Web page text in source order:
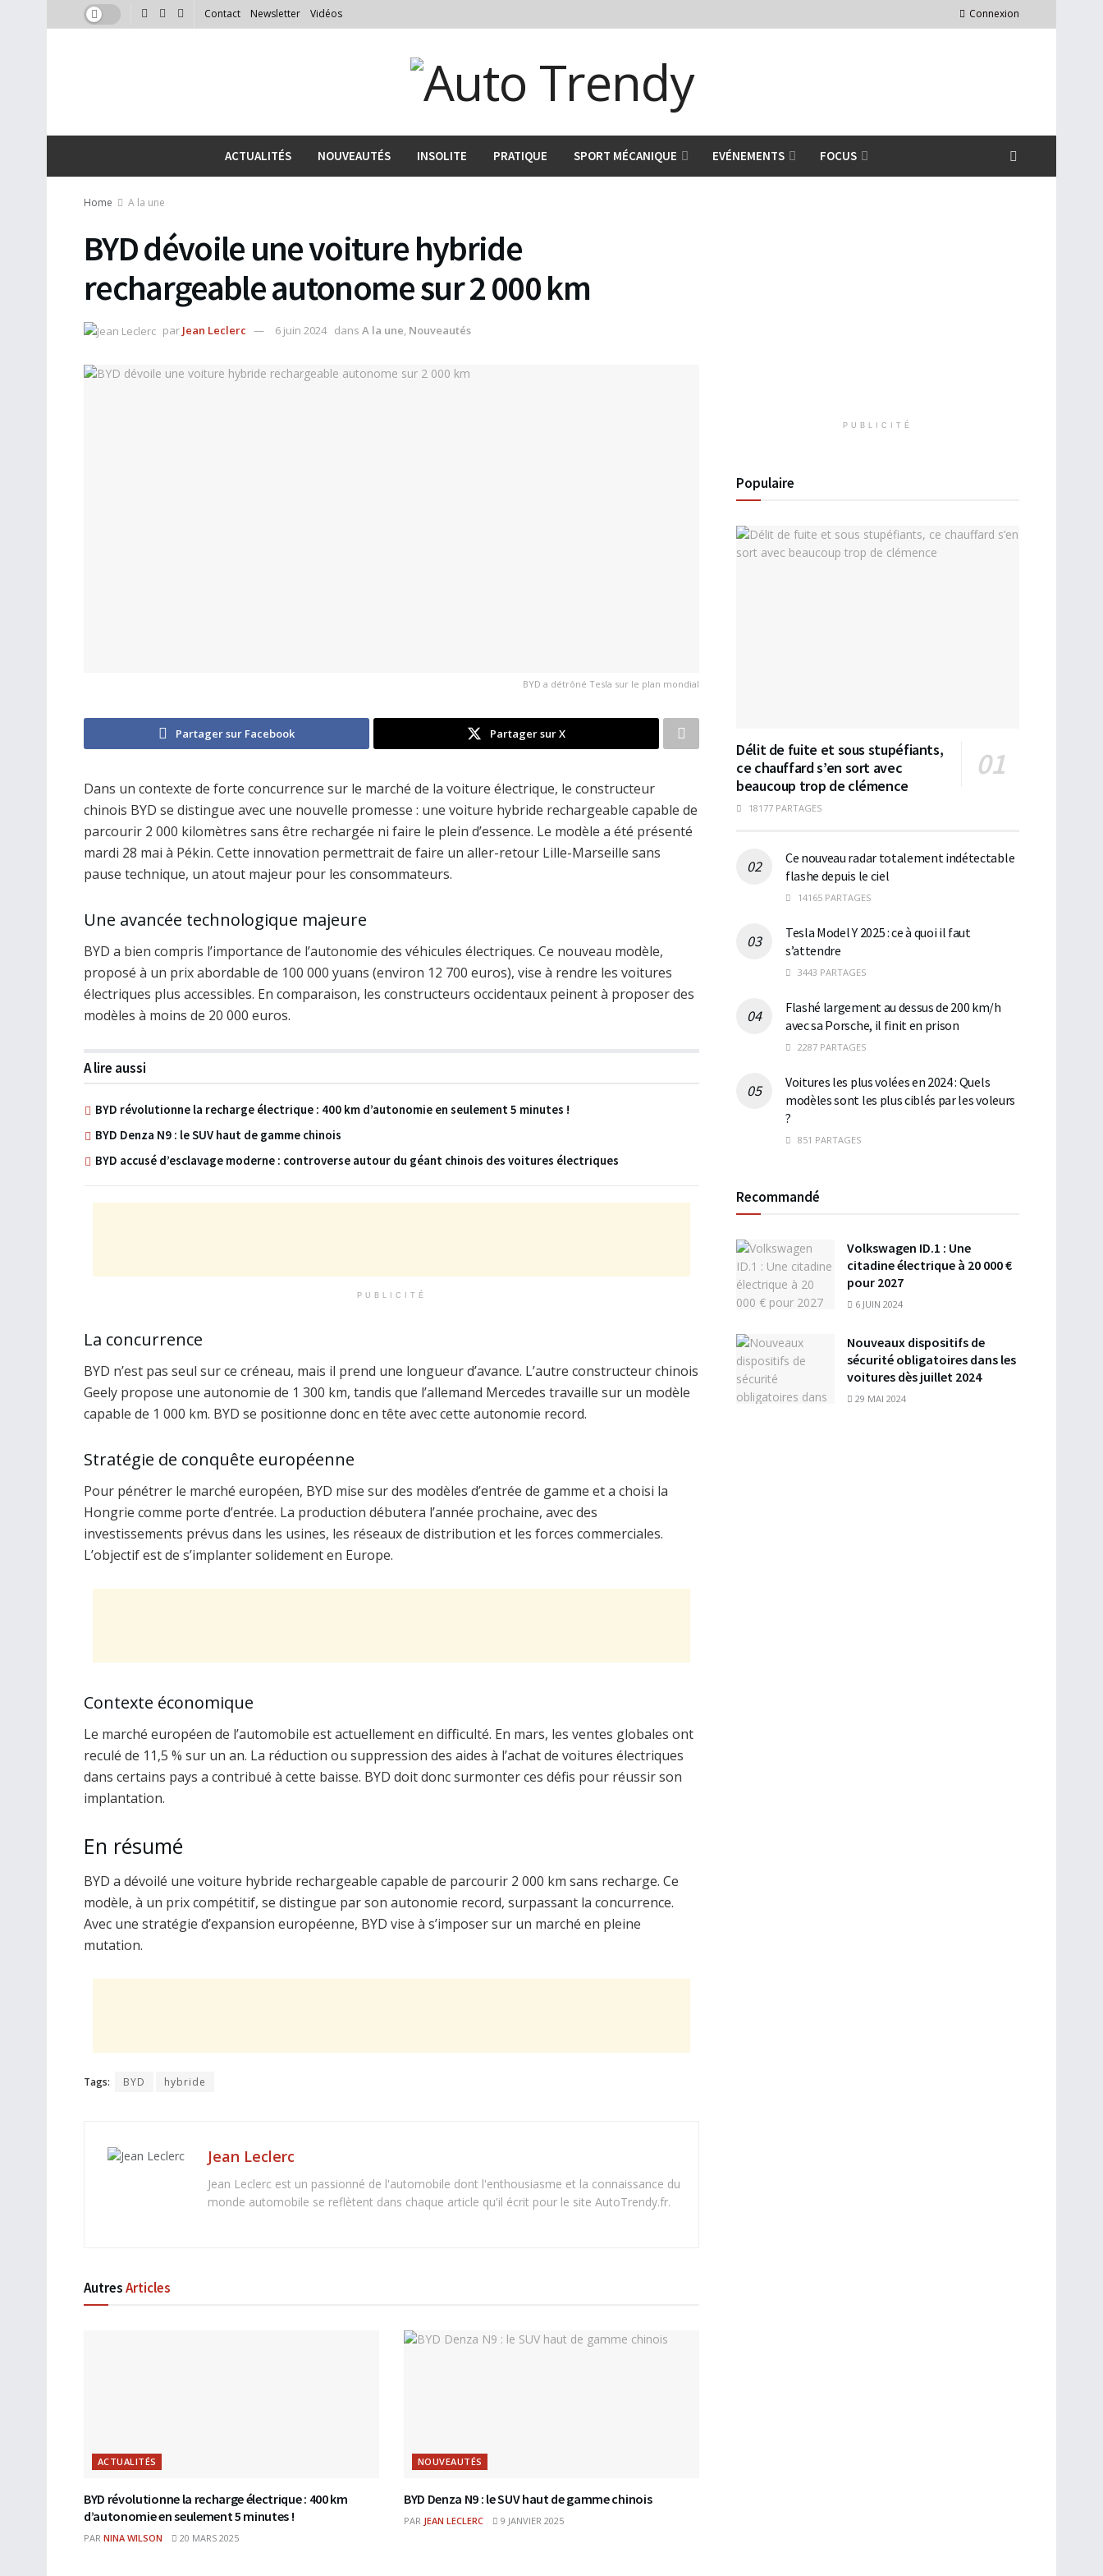
Contact Newsletter Vidéos Connexion
ACTUALITÉS NOUVEAUTÉS INSOLITE PRATIQUE SPORT MÉCANIQUE EVÉNEMENTS FOCUS
Home A la une
BYD dévoile une voiture hybride
rechargeable autonome sur 2 000 km
par Jean Leclerc 6 juin 2024 dans A la une, Nouveautés
BYD a détrôné Tesla sur le plan mondial
Partager sur Facebook Partager sur X
Dans un contexte de forte concurrence sur le marché de la voiture électrique, le constructeur
chinois BYD se distingue avec une nouvelle promesse : une voiture hybride rechargeable capable de
parcourir 2 000 kilomètres sans être rechargée ni faire le plein d’essence. Le modèle a été présenté
mardi 28 mai à Pékin. Cette innovation permettrait de faire un aller-retour Lille-Marseille sans
pause technique, un atout majeur pour les consommateurs.
Une avancée technologique majeure
BYD a bien compris l’importance de l’autonomie des véhicules électriques. Ce nouveau modèle,
proposé à un prix abordable de 100 000 yuans (environ 12 700 euros), vise à rendre les voitures
électriques plus accessibles. En comparaison, les constructeurs occidentaux peinent à proposer des
modèles à moins de 20 000 euros.
A lire aussi
BYD révolutionne la recharge électrique : 400 km d’autonomie en seulement 5 minutes !
BYD Denza N9 : le SUV haut de gamme chinois
BYD accusé d’esclavage moderne : controverse autour du géant chinois des voitures électriques
PUBLICITÉ
La concurrence
BYD n’est pas seul sur ce créneau, mais il prend une longueur d’avance. L’autre constructeur chinois
Geely propose une autonomie de 1 300 km, tandis que l’allemand Mercedes travaille sur un modèle
capable de 1 000 km. BYD se positionne donc en tête avec cette autonomie record.
Stratégie de conquête européenne
Pour pénétrer le marché européen, BYD mise sur des modèles d’entrée de gamme et a choisi la
Hongrie comme porte d’entrée. La production débutera l’année prochaine, avec des
investissements prévus dans les usines, les réseaux de distribution et les forces commerciales.
L’objectif est de s’implanter solidement en Europe.
Contexte économique
Le marché européen de l’automobile est actuellement en difficulté. En mars, les ventes globales ont
reculé de 11,5 % sur un an. La réduction ou suppression des aides à l’achat de voitures électriques
dans certains pays a contribué à cette baisse. BYD doit donc surmonter ces défis pour réussir son
implantation.
En résumé
BYD a dévoilé une voiture hybride rechargeable capable de parcourir 2 000 km sans recharge. Ce
modèle, à un prix compétitif, se distingue par son autonomie record, surpassant la concurrence.
Avec une stratégie d’expansion européenne, BYD vise à s’imposer sur un marché en pleine
mutation.
Tags: BYD hybride
Jean Leclerc
Jean Leclerc est un passionné de l'automobile dont l'enthousiasme et la connaissance du
monde automobile se reflètent dans chaque article qu'il écrit pour le site AutoTrendy.fr.
AutresArticles
ACTUALITÉS
BYD révolutionne la recharge électrique : 400 km
d’autonomie en seulement 5 minutes !
PAR NINA WILSON 20 MARS 2025
NOUVEAUTÉS
BYD Denza N9 : le SUV haut de gamme chinois
PAR JEAN LECLERC 9 JANVIER 2025
PUBLICITÉ
Populaire
Délit de fuite et sous stupéfiants,
ce chauffard s’en sort avec
beaucoup trop de clémence
18177 PARTAGES
Ce nouveau radar totalement indétectable
flashe depuis le ciel
14165 PARTAGES
Tesla Model Y 2025 : ce à quoi il faut
s’attendre
3443 PARTAGES
Flashé largement au dessus de 200 km/h
avec sa Porsche, il finit en prison
2287 PARTAGES
Voitures les plus volées en 2024 : Quels
modèles sont les plus ciblés par les voleurs
?
851 PARTAGES
Recommandé
Volkswagen ID.1 : Une
citadine électrique à 20 000 €
pour 2027
6 JUIN 2024
Nouveaux dispositifs de
sécurité obligatoires dans les
voitures dès juillet 2024
29 MAI 2024